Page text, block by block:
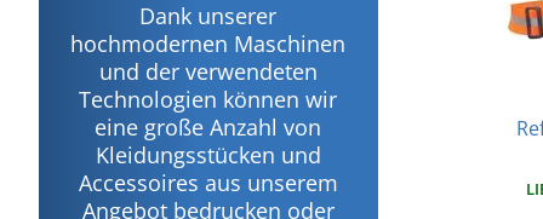
Dank unserer
hochmodernen Maschinen
und der verwendeten
Technologien können wir
eine große Anzahl von
Kleidungsstücken und
Accessoires aus unserem
Angebot bedrucken oder